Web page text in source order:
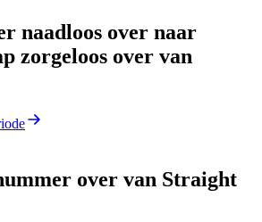
naadloos over naar
zorgeloos over van
over van Straight